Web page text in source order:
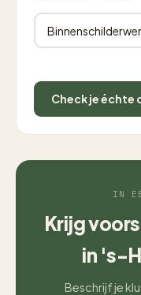
Check je
IN
Krijg
in 's-
Beschrijf je